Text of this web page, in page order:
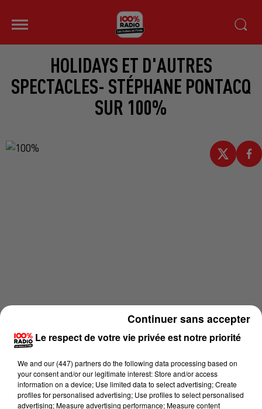
HOLIDAYS ET D'AUTRES
SPECTACLES- STÉPHANE PONTACQ
SUR 100%
Le respect de votre vie privée est notre priorité
We and our (447) partnersdo the following data processing based on
your consent and/or our legitimate interest: Store and/or access
information on a device; Use limited data to select advertising; Create
profiles for personalised advertising; Use profiles to select personalised
advertising; Measure advertising performance; Measure content
Continuer sans accepter